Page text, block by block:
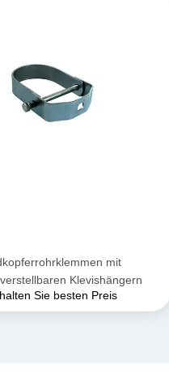
mit
Klevishängern
Sie besten Preis